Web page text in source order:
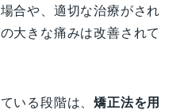
合や、適切な治療がされ
大きな痛みは改善されて
いる段階は、矯正法を用